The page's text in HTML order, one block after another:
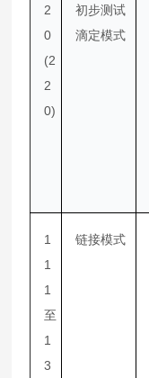
2
0
(2
2
0)
初步测试
滴定模式
1
1
1
至
1
3
链接模式